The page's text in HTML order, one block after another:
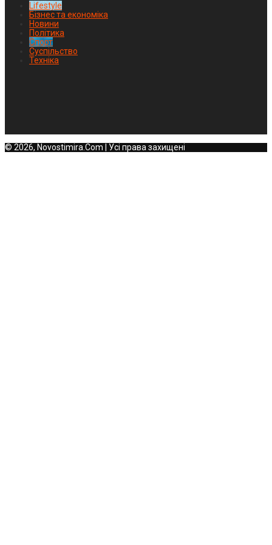
Lifestyle
Бізнес та економіка
Новини
Політика
Спорт
Суспільство
Техніка
© 2026, Novostimira.Com | Усі права захищені